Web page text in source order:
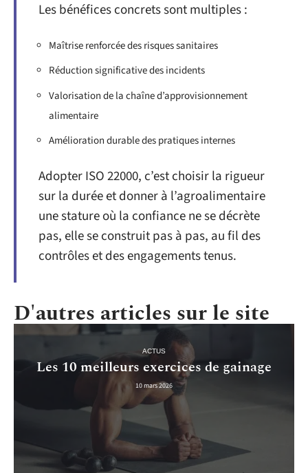
Les bénéfices concrets sont multiples :
Maîtrise renforcée des risques sanitaires
Réduction significative des incidents
Valorisation de la chaîne d’approvisionnement
alimentaire
Amélioration durable des pratiques internes
Adopter ISO 22000, c’est choisir la rigueur
sur la durée et donner à l’agroalimentaire
une stature où la confiance ne se décrète
pas, elle se construit pas à pas, au fil des
contrôles et des engagements tenus.
D'autres articles sur le site
ACTUS
Les 10 meilleurs exercices de gainage
10 mars 2026